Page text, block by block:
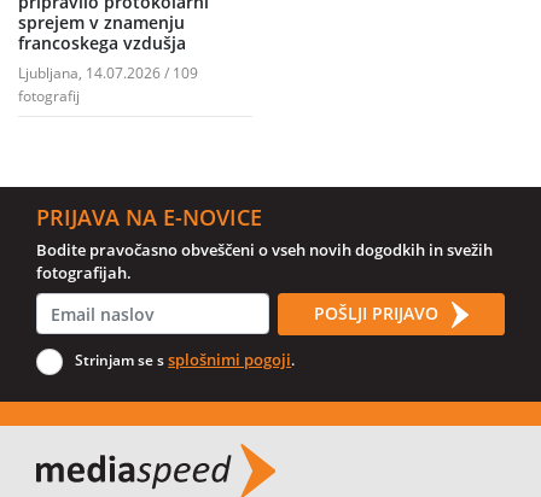
sprejem v znamenju
francoskega vzdušja
Ljubljana, 14.07.2026 / 109
fotografij
PRIJAVA NA E-NOVICE
Bodite pravočasno obveščeni o vseh novih dogodkih in svežih
fotografijah.
POŠLJI PRIJAVO
Strinjam se ssplošnimi pogoji.